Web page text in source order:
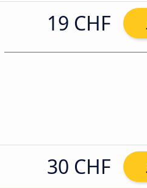
19 CHF
30 CHF